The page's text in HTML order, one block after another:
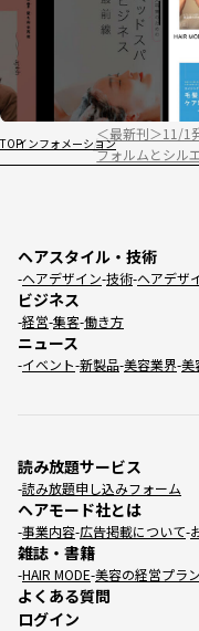
TOPインフォメーション
＜最新刊＞11/1
フォルムとシル
ヘアスタイル・技術
ヘアデザイン 技術 ヘアデザ
ビジネス
経営 集客 働き方
ニュース
イベント 新製品 美容業界 美
読み放題サービス
読み放題申し込みフォーム
ヘアモード社とは
事業内容 広告掲載について
雑誌・書籍
HAIR MODE 美容の経営プラン
よくある質問
ログイン